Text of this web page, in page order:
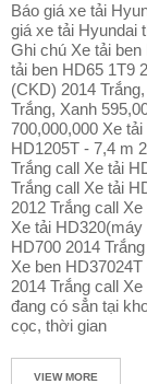
Báo giá xe tải
giá xe tải Hyundai
Ghi chú Xe tải ben
tải ben HD65 1T9
(CKD) 2014
Trắng, Xanh
700,000,000 Xe
HD1205T - 7,4 m
Trắng call Xe tải
Trắng call Xe tải
2012 Trắng call
Xe tải
HD700 2014
Xe ben
2014 Trắng call
đang có sẳn tại
cọc, thời gian
VIEW MORE